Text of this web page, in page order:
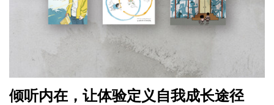
倾听内在，让体验定义自我成长途径